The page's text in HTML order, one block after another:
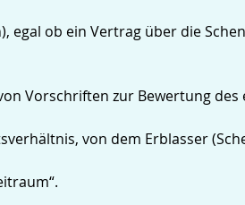
ob ein Vertrag über die
Vorschriften zur Bewertung
von dem Erblasser